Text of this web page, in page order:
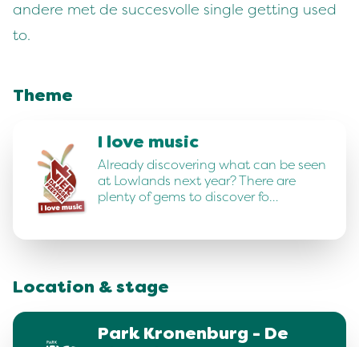
andere met de succesvolle single getting used
to.
Theme
I love music
Already discovering what can be seen
at Lowlands next year? There are
plenty of gems to discover fo…
Location & stage
Park Kronenburg - De